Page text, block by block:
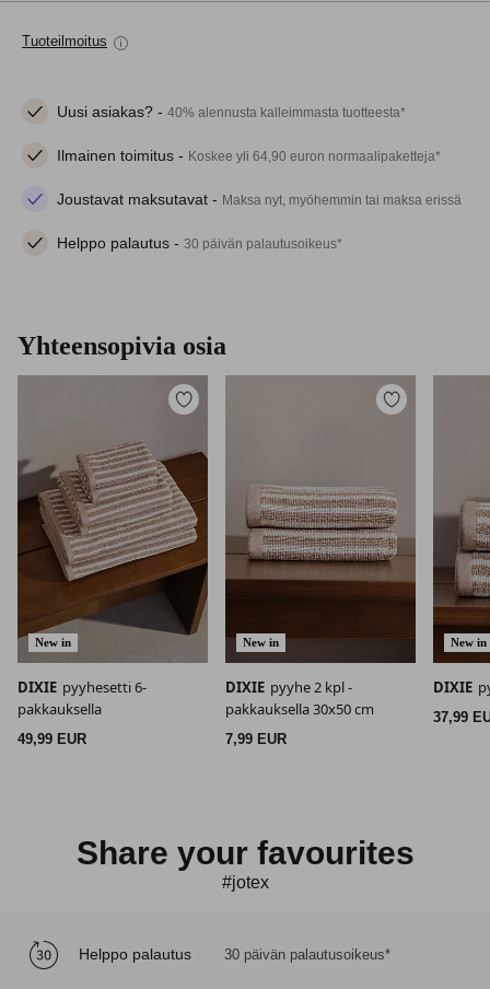
Tuoteilmoitus
Uusi asiakas? - 40% alennusta kalleimmasta tuotteesta*
Ilmainen toimitus - Koskee yli 64,90 euron normaalipaketteja*
Joustavat maksutavat - Maksa nyt, myöhemmin tai maksa erissä
Helppo palautus - 30 päivän palautusoikeus*
Yhteensopivia osia
New in
Lisää
DIXIE pyyhesetti 6-
pakkauksella
49,99 EUR
New in
Lisää
DIXIE pyyhe 2 kpl -
pakkauksella 30x50 cm
7,99 EUR
New in
DIXIE
37,99
Share your favourites
#jotex
Helppo palautus 30 päivän palautusoikeus*